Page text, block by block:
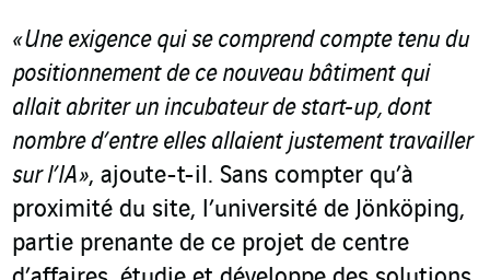
« Une exigence qui se comprend compte tenu du
positionnement de ce nouveau bâtiment qui
allait abriter un incubateur de start-up, dont
nombre d’entre elles allaient justement travailler
sur l’IA », ajoute-t-il. Sans compter qu’à
proximité du site, l’université de Jönköping,
partie prenante de ce projet de centre